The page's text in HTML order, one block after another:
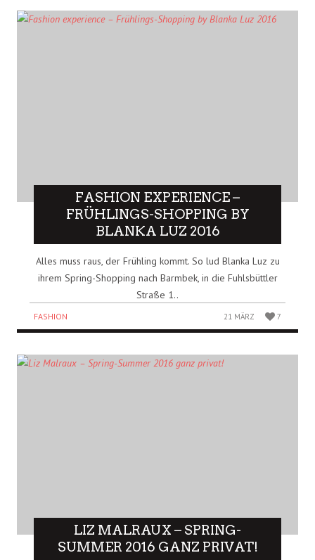
FASHION EXPERIENCE –
FRÜHLINGS-SHOPPING BY
BLANKA LUZ 2016
Alles muss raus, der Frühling kommt. So lud Blanka Luz zu
ihrem Spring-Shopping nach Barmbek, in die Fuhlsbüttler
Straße 1..
FASHION 21 MÄRZ 7
LIZ MALRAUX – SPRING-
SUMMER 2016 GANZ PRIVAT!